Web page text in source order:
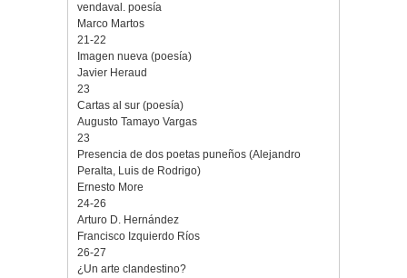
vendaval. poesía
Marco Martos
21-22
Imagen nueva (poesía)
Javier Heraud
23
Cartas al sur (poesía)
Augusto Tamayo Vargas
23
Presencia de dos poetas puneños (Alejandro
Peralta, Luis de Rodrigo)
Ernesto More
24-26
Arturo D. Hernández
Francisco Izquierdo Ríos
26-27
¿Un arte clandestino?